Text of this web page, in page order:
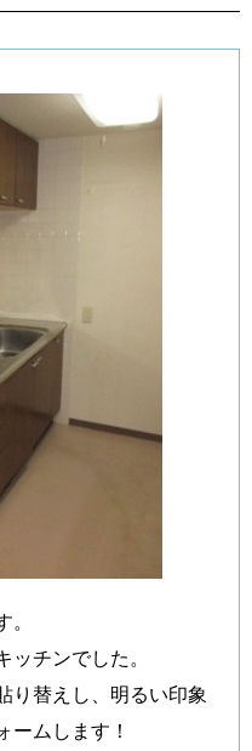
チンでした。
り替えし、明るい印象
ームします！